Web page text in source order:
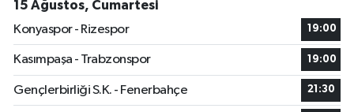
15 Ağustos, Cumartesi
Konyaspor - Rizespor
19:00
Kasımpaşa - Trabzonspor 19:00
Gençlerbirliği S.K. - Fenerbahçe 21:30